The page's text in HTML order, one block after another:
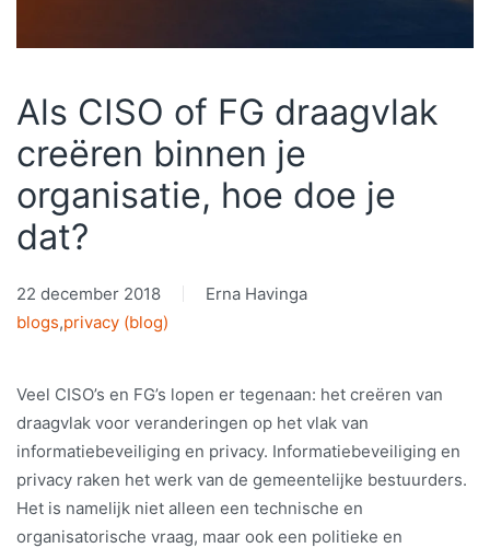
Als CISO of FG draagvlak
creëren binnen je
organisatie, hoe doe je
dat?
22 december 2018
Erna Havinga
blogs,privacy (blog)
Veel CISO’s en FG’s lopen er tegenaan: het creëren van
draagvlak voor veranderingen op het vlak van
informatiebeveiliging en privacy. Informatiebeveiliging en
privacy raken het werk van de gemeentelijke bestuurders.
Het is namelijk niet alleen een technische en
organisatorische vraag, maar ook een politieke en